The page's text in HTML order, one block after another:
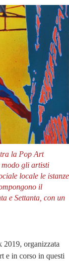
la Pop Art
gli artisti
locale le istanze
il
e Settanta, con un
organizzata
e in corso in questi